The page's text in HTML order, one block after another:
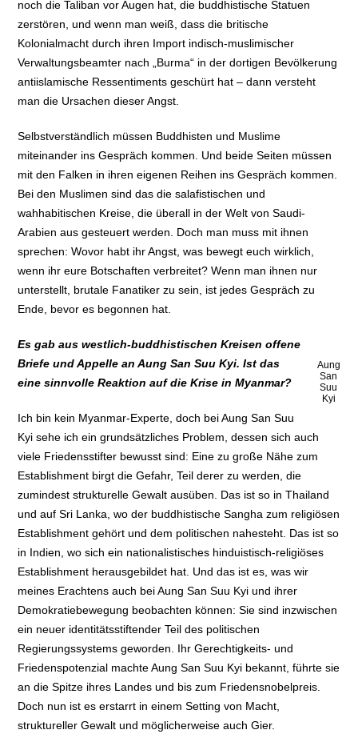
noch die Taliban vor Augen hat, die buddhistische Statuen
zerstören, und wenn man weiß, dass die britische
Kolonialmacht durch ihren Import indisch-muslimischer
Verwaltungsbeamter nach „Burma“ in der dortigen Bevölkerung
antiislamische Ressentiments geschürt hat – dann versteht
man die Ursachen dieser Angst.
Selbstverständlich müssen Buddhisten und Muslime
miteinander ins Gespräch kommen. Und beide Seiten müssen
mit den Falken in ihren eigenen Reihen ins Gespräch kommen.
Bei den Muslimen sind das die salafistischen und
wahhabitischen Kreise, die überall in der Welt von Saudi-
Arabien aus gesteuert werden. Doch man muss mit ihnen
sprechen: Wovor habt ihr Angst, was bewegt euch wirklich,
wenn ihr eure Botschaften verbreitet? Wenn man ihnen nur
unterstellt, brutale Fanatiker zu sein, ist jedes Gespräch zu
Ende, bevor es begonnen hat.
Aung
San
Suu
Kyi
Es gab aus westlich-buddhistischen Kreisen offene
Briefe und Appelle an Aung San Suu Kyi. Ist das
eine sinnvolle Reaktion auf die Krise in Myanmar?
Ich bin kein Myanmar-Experte, doch bei Aung San Suu
Kyi sehe ich ein grundsätzliches Problem, dessen sich auch
viele Friedensstifter bewusst sind: Eine zu große Nähe zum
Establishment birgt die Gefahr, Teil derer zu werden, die
zumindest strukturelle Gewalt ausüben. Das ist so in Thailand
und auf Sri Lanka, wo der buddhistische Sangha zum religiösen
Establishment gehört und dem politischen nahesteht. Das ist so
in Indien, wo sich ein nationalistisches hinduistisch-religiöses
Establishment herausgebildet hat. Und das ist es, was wir
meines Erachtens auch bei Aung San Suu Kyi und ihrer
Demokratiebewegung beobachten können: Sie sind inzwischen
ein neuer identitätsstiftender Teil des politischen
Regierungssystems geworden. Ihr Gerechtigkeits- und
Friedenspotenzial machte Aung San Suu Kyi bekannt, führte sie
an die Spitze ihres Landes und bis zum Friedensnobelpreis.
Doch nun ist es erstarrt in einem Setting von Macht,
struktureller Gewalt und möglicherweise auch Gier.